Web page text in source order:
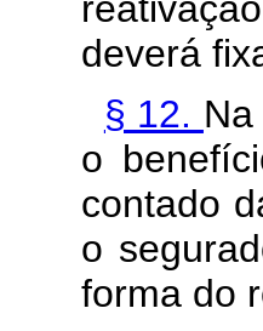
deverá
§ 12.
o
contado
o
forma do